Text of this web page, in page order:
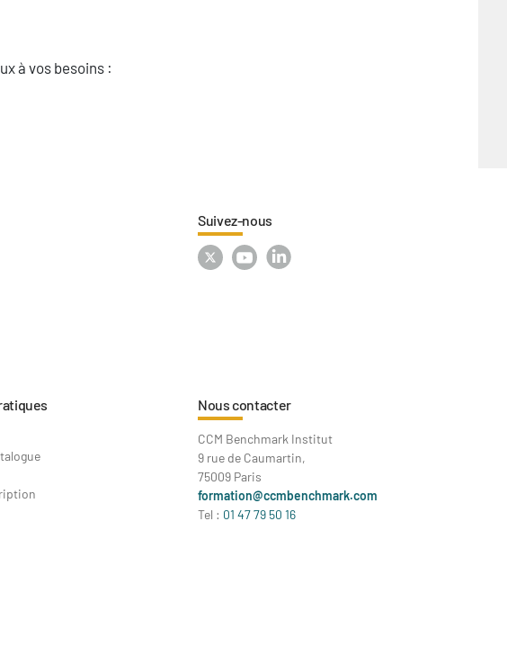
à vos besoins :
Suivez-nous
Nous contacter
CCM Benchmark Institut
9 rue de Caumartin,
75009 Paris
formation@ccmbenchmark.com
Tel : 01 47 79 50 16